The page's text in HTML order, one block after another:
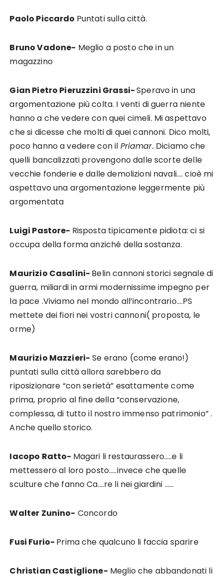
Paolo Piccardo Puntati sulla città.
Bruno Vadone- Meglio a posto che in un
magazzino
Gian Pietro Pieruzzini Grassi-Speravo in una
argomentazione più colta. I venti di guerra niente
hanno a che vedere con quei cimeli. Mi aspettavo
che si dicesse che molti di quei cannoni. Dico molti,
poco hanno a vedere con il Priamar. Diciamo che
quelli bancalizzati provengono dalle scorte delle
vecchie fonderie e dalle demolizioni navali…. cioè mi
aspettavo una argomentazione leggermente più
argomentata
Luigi Pastore- Risposta tipicamente pidiota: ci si
occupa della forma anziché della sostanza.
Maurizio Casalini- Belin cannoni storici segnale di
guerra, miliardi in armi modernissime impegno per
la pace .Viviamo nel mondo all’incontrario….PS
mettete dei fiori nei vostri cannoni( proposta, le
orme)
Maurizio Mazzieri- Se erano (come erano!)
puntati sulla città allora sarebbero da
riposizionare “con serietà” esattamente come
prima, proprio al fine della “conservazione,
complessa, di tutto il nostro immenso patrimonio” .
Anche quello storico.
Iacopo Ratto- Magari li restaurassero…..e li
mettessero al loro posto…..invece che quelle
sculture che fanno Ca….re li nei giardini ……
Walter Zunino- Concordo
Fusi Furio- Prima che qualcuno li faccia sparire
Christian Castiglione- Meglio che abbandonati li